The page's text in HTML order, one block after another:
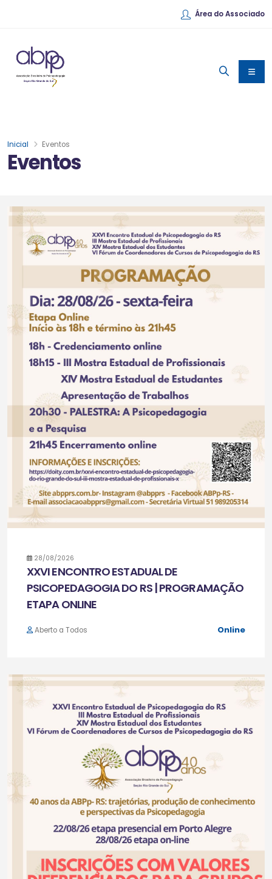
Área do Associado
Eventos
Inicial Eventos
28/08/2026
XXVI ENCONTRO ESTADUAL DE
PSICOPEDAGOGIA DO RS | PROGRAMAÇÃO
ETAPA ONLINE
Online
Aberto a Todos